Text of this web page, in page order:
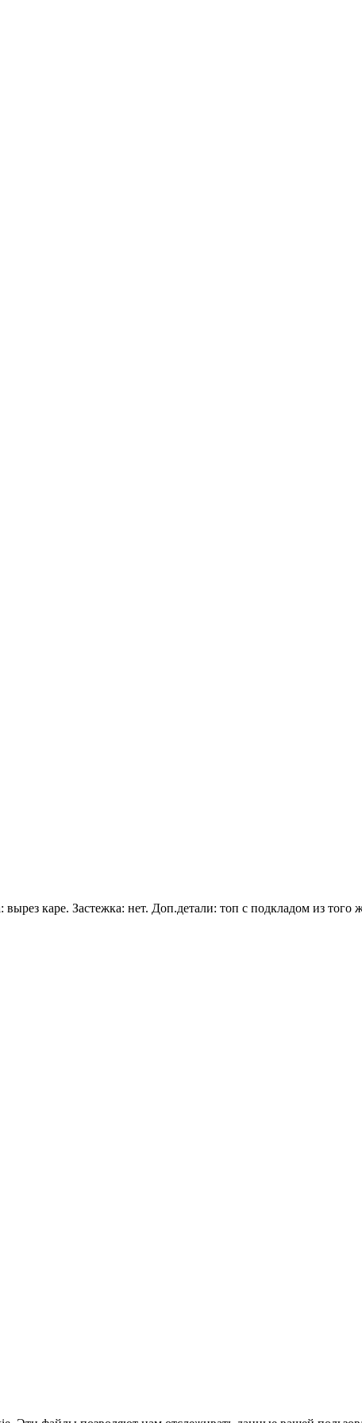
каре. Застежка: нет. Доп.детали: топ с подкладом из того